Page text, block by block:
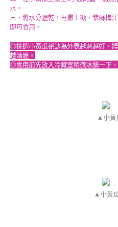
水。
三、將水分瀝乾，再撒上糖、紫蘇梅
即可食用。
◎挑選小黃瓜祕訣為外表越刺越好、
越清脆。
◎食用前先放入冷藏室稍微冰鎮一下
▲小黃
▲小黃